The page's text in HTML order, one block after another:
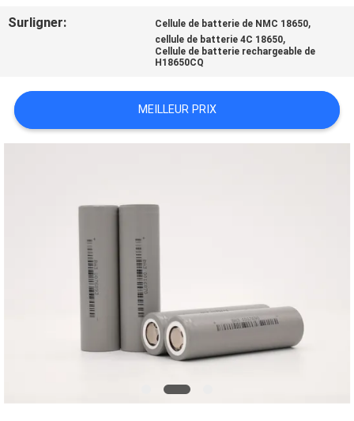
CONTACTEZ-
NOUS
NOUVELLES
CAS
PRIVACY
Surligner: Cellule de batterie de NMC 18650,
cellule de batterie 4C 18650,
Cellule de batterie rechargeable de
H18650CQ
MEILLEUR PRIX